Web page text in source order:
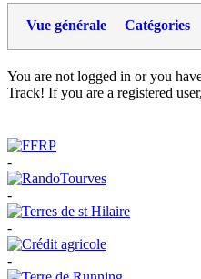
Vue générale Catégories
You are not logged in or you
Track! If you are a registered
-
-
-
-